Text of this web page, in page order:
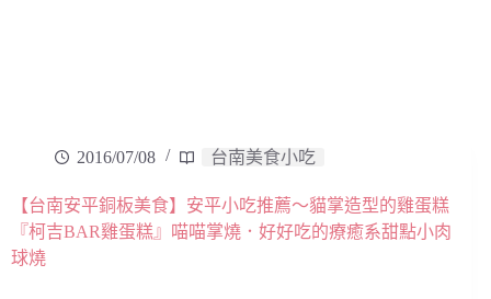
2016/07/08 台南美食小吃
【台南安平銅板美食】安平小吃推薦～貓掌造型的雞蛋糕
『柯吉BAR雞蛋糕』喵喵掌燒．好好吃的療癒系甜點小肉
球燒